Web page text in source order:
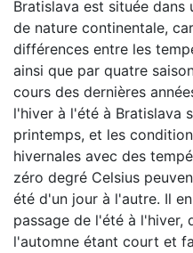
Bratislava est située
de nature continentale,
différences entre les
ainsi que par quatre
cours des dernières
l'hiver à l'été à Bratislava
printemps, et les
hivernales avec des
zéro degré Celsius
été d'un jour à l'autre. Il
passage de l'été à l'hiver,
l'automne étant court et